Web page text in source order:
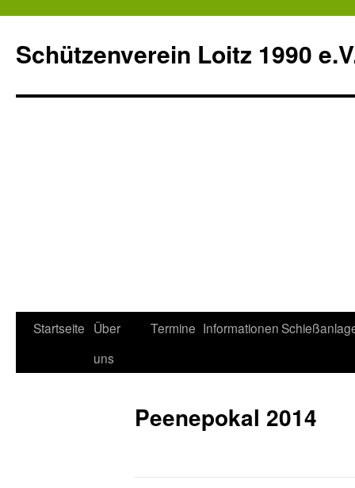
Schützenverein Loitz 1990
Zum
Startseite Über
uns
Termine Informationen
Peenepokal 2014